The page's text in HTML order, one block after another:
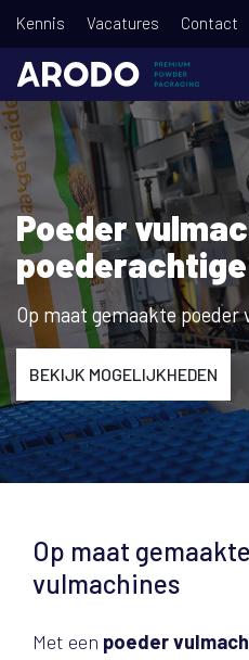
Overslaan
en
naar
de
inhoud
gaan
T
o
p
m
e
n
u
Kennis Vacatures Contact
Poeder
Op maat gemaakte poeder
BEKIJK MOGELIJKHEDEN
Op maat
vulmachines
Met een poeder